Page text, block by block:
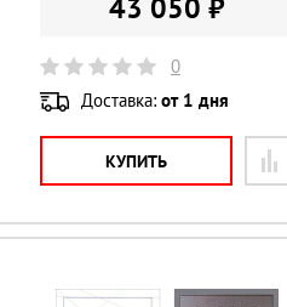
0
Доставка: от 1 дня
КУПИТЬ